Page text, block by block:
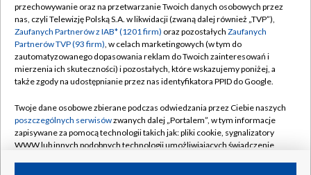
Abonament TVP
Emisja w TVP
Centrum informacji TVP
Naziemna Telewizja Cyfrowa
Rada Programowa
System NOS
Informacje o nadawcy
Regulamin TVP
Polityka prywatności
Moje zgody
Pomoc
Kontakt
Kanały
przechowywanie oraz na przetwarzanie Twoich danych osobowych przez
nas, czyli Telewizję Polską S.A. w likwidacji (zwaną dalej również „TVP”),
Zaufanych Partnerów z IAB* (1201 firm) oraz pozostałych Zaufanych
Partnerów TVP (93 firm), w celach marketingowych (w tym do
zautomatyzowanego dopasowania reklam do Twoich zainteresowań i
mierzenia ich skuteczności) i pozostałych, które wskazujemy poniżej, a
także zgody na udostępnianie przez nas identyfikatora PPID do Google.
Twoje dane osobowe zbierane podczas odwiedzania przez Ciebie naszych
poszczególnych serwisówzwanych dalej „Portalem”, w tym informacje
zapisywane za pomocą technologii takich jak: pliki cookie, sygnalizatory
WWW lub innych podobnych technologii umożliwiających świadczenie